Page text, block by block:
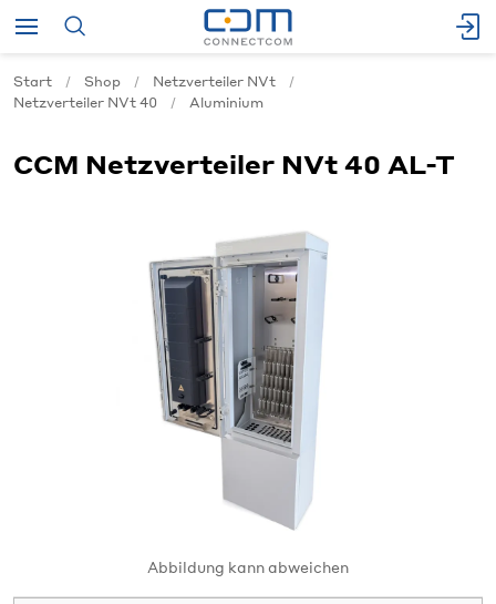
Start Shop
Netzverteiler NVt
Netzverteiler NVt 40
Aluminium
CCM Netzverteiler NVt 40 AL-T
Abbildung kann abweichen